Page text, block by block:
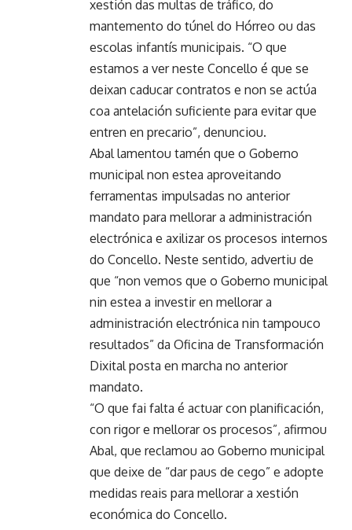
xestión das multas de tráfico, do
mantemento do túnel do Hórreo ou das
escolas infantís municipais. “O que
estamos a ver neste Concello é que se
deixan caducar contratos e non se actúa
coa antelación suficiente para evitar que
entren en precario”, denunciou.
Abal lamentou tamén que o Goberno
municipal non estea aproveitando
ferramentas impulsadas no anterior
mandato para mellorar a administración
electrónica e axilizar os procesos internos
do Concello. Neste sentido, advertiu de
que “non vemos que o Goberno municipal
nin estea a investir en mellorar a
administración electrónica nin tampouco
resultados” da Oficina de Transformación
Dixital posta en marcha no anterior
mandato.
“O que fai falta é actuar con planificación,
con rigor e mellorar os procesos”, afirmou
Abal, que reclamou ao Goberno municipal
que deixe de “dar paus de cego” e adopte
medidas reais para mellorar a xestión
económica do Concello.